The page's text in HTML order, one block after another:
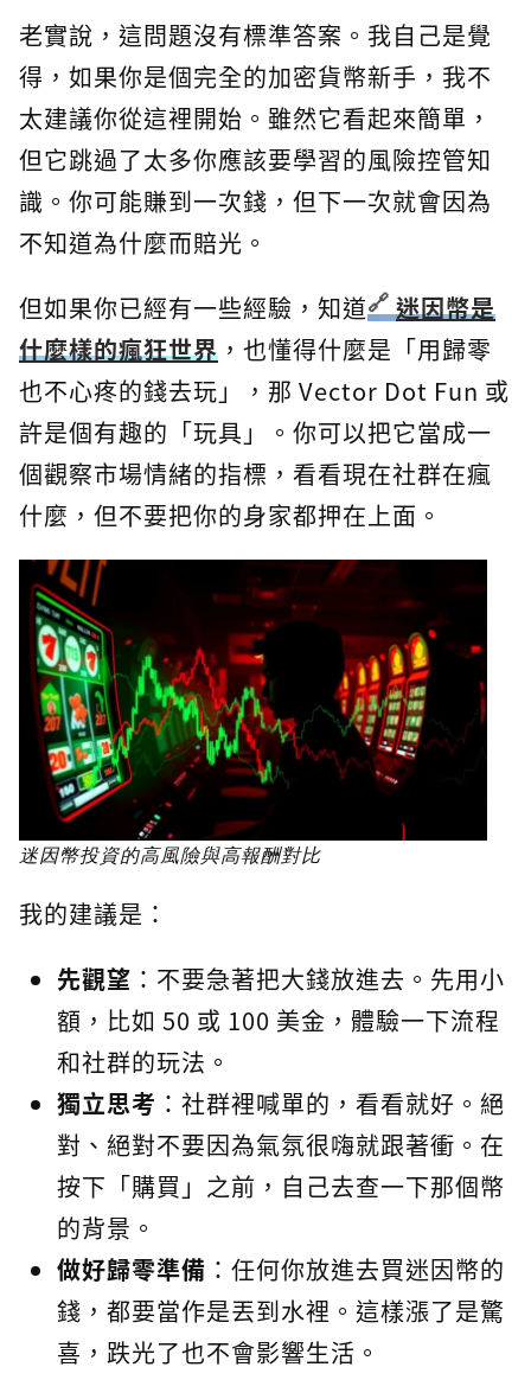
老實說，這問題沒有標準答案。我自己是覺
得，如果你是個完全的加密貨幣新手，我不
太建議你從這裡開始。雖然它看起來簡單，
但它跳過了太多你應該要學習的風險控管知
識。你可能賺到一次錢，但下一次就會因為
不知道為什麼而賠光。
但如果你已經有一些經驗，知道
迷因幣是
什麼樣的瘋狂世界 ，也懂得什麼是「用歸零
也不心疼的錢去玩」，那 Vector Dot Fun 或
許是個有趣的「玩具」。你可以把它當成一
個觀察市場情緒的指標，看看現在社群在瘋
什麼，但不要把你的身家都押在上面。
迷因幣投資的高風險與高報酬對比
我的建議是：
先觀望 ：不要急著把大錢放進去。先用小
額，比如 50 或 100 美金，體驗一下流程
和社群的玩法。
獨立思考 ：社群裡喊單的，看看就好。絕
對、絕對不要因為氣氛很嗨就跟著衝。在
按下「購買」之前，自己去查一下那個幣
的背景。
做好歸零準備 ：任何你放進去買迷因幣的
錢，都要當作是丟到水裡。這樣漲了是驚
喜，跌光了也不會影響生活。